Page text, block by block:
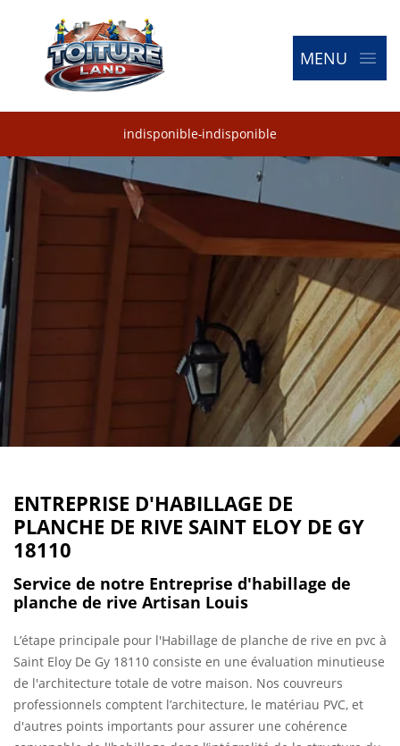
MENU
indisponible-indisponible
ENTREPRISE D'HABILLAGE DE
PLANCHE DE RIVE SAINT ELOY DE GY
18110
Service de notre Entreprise d'habillage de
planche de rive Artisan Louis
L’étape principale pour l'Habillage de planche de rive en pvc à
Saint Eloy De Gy 18110 consiste en une évaluation minutieuse
de l'architecture totale de votre maison. Nos couvreurs
professionnels comptent l’architecture, le matériau PVC, et
d'autres points importants pour assurer une cohérence